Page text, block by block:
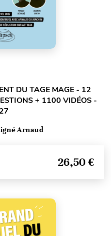
DU TAGE MAGE - 12
+ 1100 VIDÉOS -
Arnaud
26,50 €